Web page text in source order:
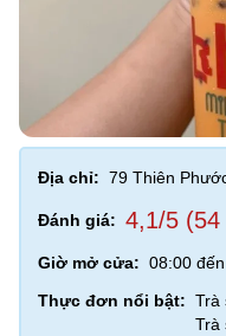
Địa chỉ: 79 Thiên
Đánh giá: 4,1/5 (54
Giờ mở cửa: 08:00
Thực đơn nổi bật: Trà
Trà